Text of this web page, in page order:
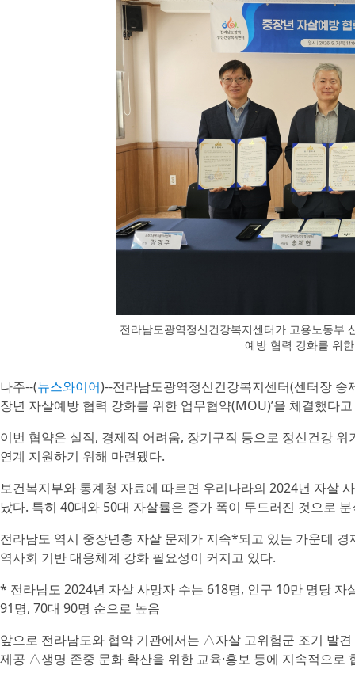
전라남도광역정신건강복지센터가 고용노동부
예방 협력 강화를 위
나주--(뉴스와이어)--전라남도광역정신건강복지센터(센터장 송
장년 자살예방 협력 강화를 위한 업무협약(MOU)’을 체결했다
이번 협약은 실직, 경제적 어려움, 장기구직 등으로 정신건강
연계 지원하기 위해 마련됐다.
보건복지부와 통계청 자료에 따르면 우리나라의 2024년 자살
났다. 특히 40대와 50대 자살률은 증가 폭이 두드러진 것으로
전라남도 역시 중장년층 자살 문제가 지속*되고 있는 가운데
역사회 기반 대응체계 강화 필요성이 커지고 있다.
* 전라남도 2024년 자살 사망자 수는 618명, 인구 10만 명당
91명, 70대 90명 순으로 높음
앞으로 전라남도와 협약 기관에서는 △자살 고위험군 조기 발
제공 △생명 존중 문화 확산을 위한 교육·홍보 등에 지속적으로